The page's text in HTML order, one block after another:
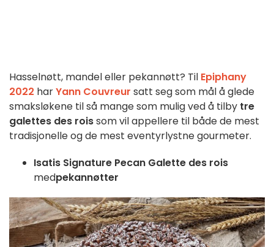
Hasselnøtt, mandel eller pekannøtt? Til Epiphany
2022 harYann Couvreur satt seg som mål å glede
smaksløkene til så mange som mulig ved å tilby tre
galettes des roissom vil appellere til både de mest
tradisjonelle og de mest eventyrlystne gourmeter.
Isatis Signature Pecan Galette des rois
medpekannøtter